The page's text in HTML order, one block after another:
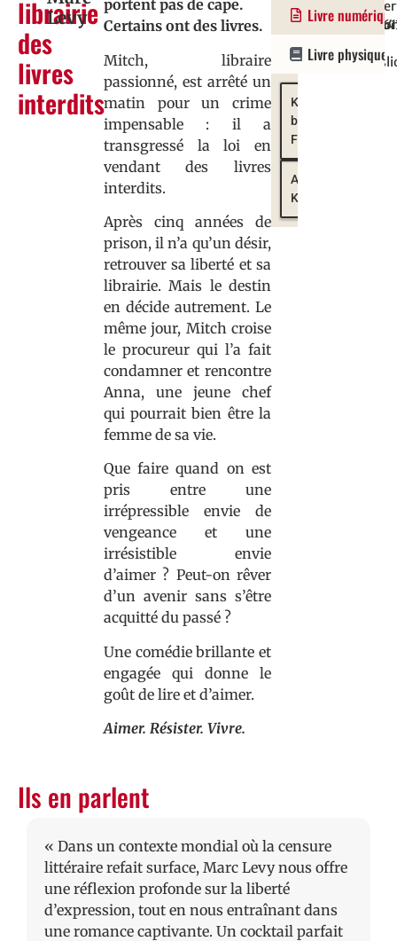
librairie
des
livres
interdits
Levy
portent pas de cape.
Certains ont des livres.
Mitch, libraire
passionné, est arrêté un
matin pour un crime
impensable : il a
transgressé la loi en
vendant des livres
interdits.
Après cinq années de
prison, il n’a qu’un désir,
retrouver sa liberté et sa
librairie. Mais le destin
en décide autrement. Le
même jour, Mitch croise
le procureur qui l’a fait
condamner et rencontre
Anna, une jeune chef
qui pourrait bien être la
femme de sa vie.
Que faire quand on est
pris entre une
irrépressible envie de
vengeance et une
irrésistible envie
d’aimer ? Peut-on rêver
d’un avenir sans s’être
acquitté du passé ?
Une comédie brillante et
engagée qui donne le
goût de lire et d’aimer.
Aimer. Résister. Vivre.
Livre numérique
Livre physique
Kobo
by
Fnac
Amazon
Kindle
Roman
parution
:
Ils en parlent
« Dans un contexte mondial où la censure
littéraire refait surface, Marc Levy nous offre
une réflexion profonde sur la liberté
d’expression, tout en nous entraînant dans
une romance captivante. Un cocktail parfait